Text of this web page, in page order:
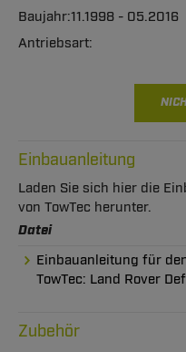
11.1998 - 05.2016
Einbauanleitung
Laden Sie sich hier die
von TowTec herunter.
Datei
Einbauanleitung für
TowTec: Land Rover
Zubehör